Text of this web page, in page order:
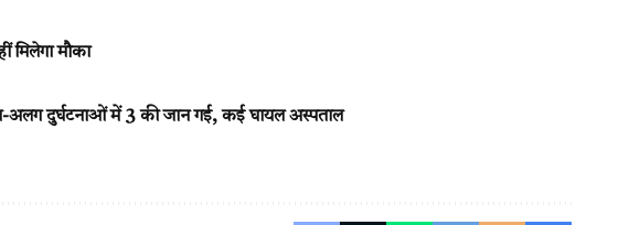
मिलेगा मौका
अलग दुर्घटनाओं में 3 की जान गई, कई घायल अस्पताल